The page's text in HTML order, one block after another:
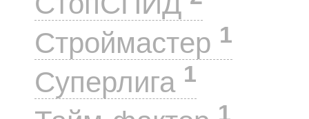
Строймастер 1
Суперлига 1
1